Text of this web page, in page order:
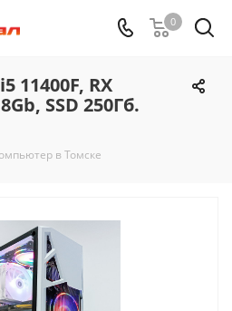
0
11400F, RX
SSD 250Гб.
в Томске